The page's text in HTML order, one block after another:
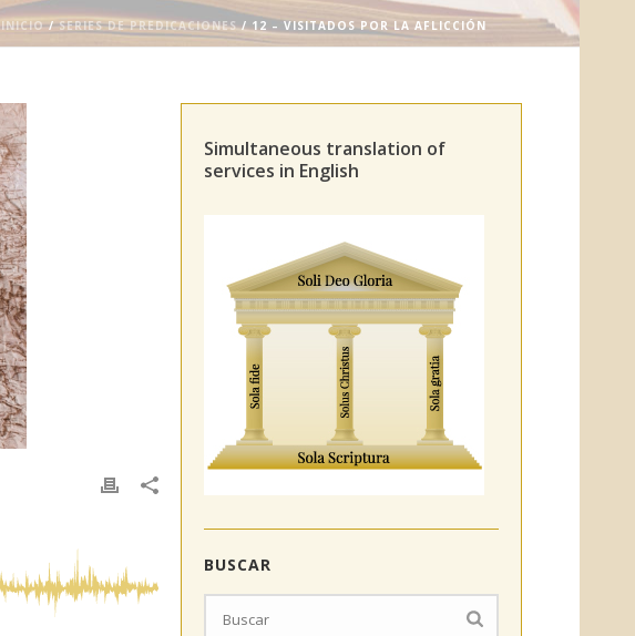
INICIO/SERIES DE PREDICACIONES/ 12 – VISITADOS POR LA AFLICCIÓN
Simultaneous translation of
services in English
BUSCAR